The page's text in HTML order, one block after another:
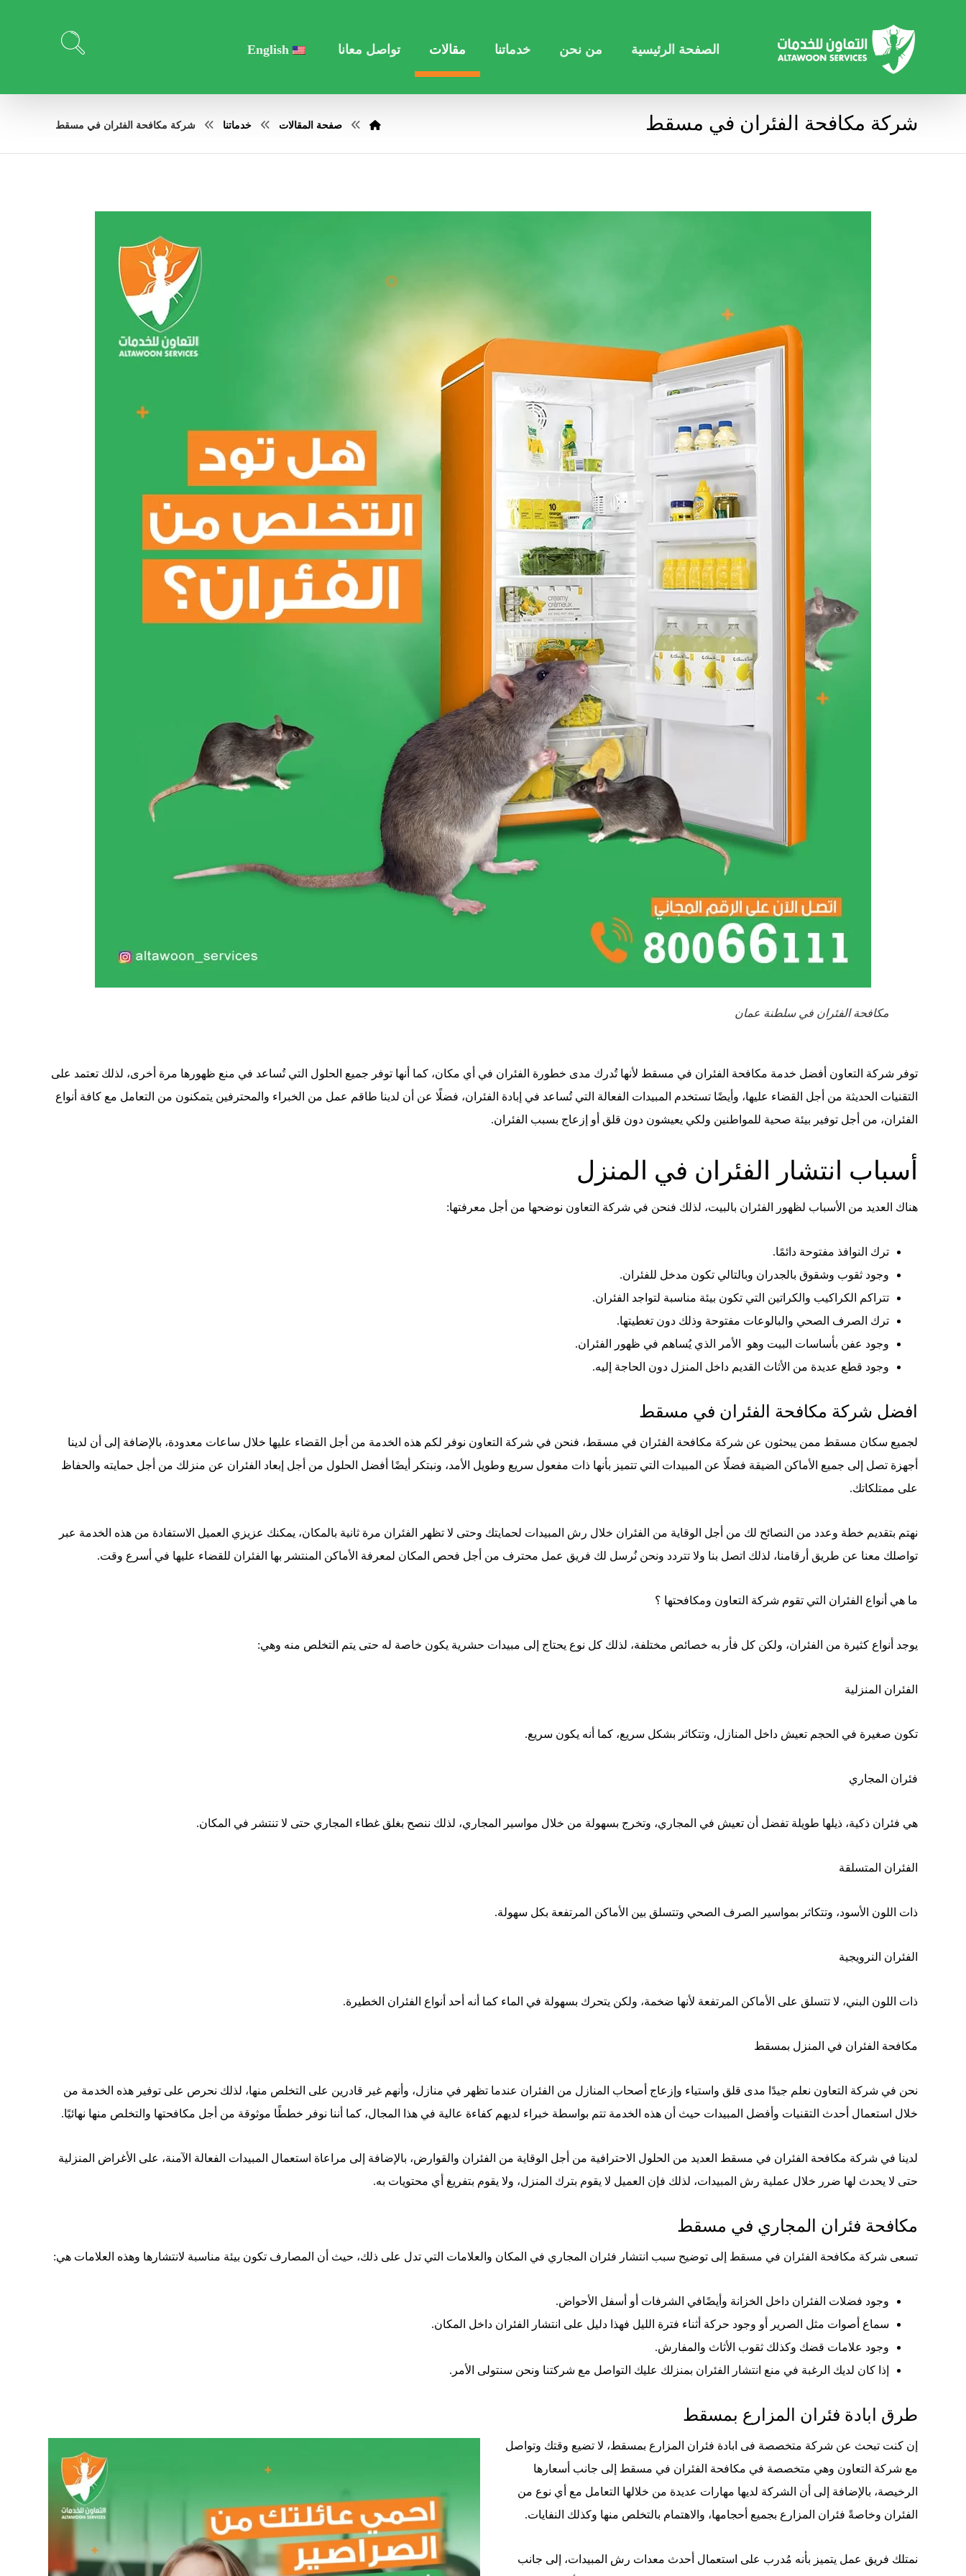
الصفحة الرئيسية من نحن خدماتنا مقالات تواصل معانا English
شركة مكافحة الفئران في مسقط صفحة المقالات خدماتنا شركة مكافحة الفئران في مسقط
مكافحة الفئران في سلطنة عمان
توفر شركة التعاون أفضل خدمة مكافحة الفئران في مسقط لأنها تُدرك مدى خطورة الفئران في أي مكان، كما أنها توفر جميع الحلول التي تُساعد في منع ظهورها مرة أخرى، لذلك تعتمد على
التقنيات الحديثة من أجل القضاء عليها، وأيضًا تستخدم المبيدات الفعالة التي تُساعد في إبادة الفئران، فضلًا عن أن لدينا طاقم عمل من الخبراء والمحترفين يتمكنون من التعامل مع كافة أنواع
الفئران، من أجل توفير بيئة صحية للمواطنين ولكي يعيشون دون قلق أو إزعاج بسبب الفئران.
أسباب انتشار الفئران في المنزل
هناك العديد من الأسباب لظهور الفئران بالبيت، لذلك فنحن في شركة التعاون نوضحها من أجل معرفتها:
ترك النوافذ مفتوحة دائمًا.
وجود ثقوب وشقوق بالجدران وبالتالي تكون مدخل للفئران.
تتراكم الكراكيب والكراتين التي تكون بيئة مناسبة لتواجد الفئران.
ترك الصرف الصحي والبالوعات مفتوحة وذلك دون تغطيتها.
وجود عفن بأساسات البيت وهو الأمر الذي يُساهم في ظهور الفئران.
وجود قطع عديدة من الأثاث القديم داخل المنزل دون الحاجة إليه.
افضل شركة مكافحة الفئران في مسقط
لجميع سكان مسقط ممن يبحثون عن شركة مكافحة الفئران في مسقط، فنحن في شركة التعاون نوفر لكم هذه الخدمة من أجل القضاء عليها خلال ساعات معدودة، بالإضافة إلى أن لدينا
أجهزة تصل إلى جميع الأماكن الضيقة فضلًا عن المبيدات التي تتميز بأنها ذات مفعول سريع وطويل الأمد، ونبتكر أيضًا أفضل الحلول من أجل إبعاد الفئران عن منزلك من أجل حمايته والحفاظ
على ممتلكاتك.
نهتم بتقديم خطة وعدد من النصائح لك من أجل الوقاية من الفئران خلال رش المبيدات لحمايتك وحتى لا تظهر الفئران مرة ثانية بالمكان، يمكنك عزيزي العميل الاستفادة من هذه الخدمة عبر
تواصلك معنا عن طريق أرقامنا، لذلك اتصل بنا ولا تتردد ونحن نُرسل لك فريق عمل محترف من أجل فحص المكان لمعرفة الأماكن المنتشر بها الفئران للقضاء عليها في أسرع وقت.
ما هي أنواع الفئران التي تقوم شركة التعاون ومكافحتها ؟
يوجد أنواع كثيرة من الفئران، ولكن كل فأر به خصائص مختلفة، لذلك كل نوع يحتاج إلى مبيدات حشرية يكون خاصة له حتى يتم التخلص منه وهي:
الفئران المنزلية
تكون صغيرة في الحجم تعيش داخل المنازل، وتتكاثر بشكل سريع، كما أنه يكون سريع.
فئران المجاري
هي فئران ذكية، ذيلها طويلة تفضل أن تعيش في المجاري، وتخرج بسهولة من خلال مواسير المجاري، لذلك ننصح بغلق غطاء المجاري حتى لا تنتشر في المكان.
الفئران المتسلقة
ذات اللون الأسود، وتتكاثر بمواسير الصرف الصحي وتتسلق بين الأماكن المرتفعة بكل سهولة.
الفئران النرويجية
ذات اللون البني، لا تتسلق على الأماكن المرتفعة لأنها ضخمة، ولكن يتحرك بسهولة في الماء كما أنه أحد أنواع الفئران الخطيرة.
مكافحة الفئران في المنزل بمسقط
نحن في شركة التعاون نعلم جيدًا مدى قلق واستياء وإزعاج أصحاب المنازل من الفئران عندما تظهر في منازل، وأنهم غير قادرين على التخلص منها، لذلك نحرص على توفير هذه الخدمة من
خلال استعمال أحدث التقنيات وأفضل المبيدات حيث أن هذه الخدمة تتم بواسطة خبراء لديهم كفاءة عالية في هذا المجال، كما أننا نوفر خططًا موثوقة من أجل مكافحتها والتخلص منها نهائيًا.
لدينا في شركة مكافحة الفئران في مسقط العديد من الحلول الاحترافية من أجل الوقاية من الفئران والقوارض، بالإضافة إلى مراعاة استعمال المبيدات الفعالة الآمنة، على الأغراض المنزلية
حتى لا يحدث لها ضرر خلال عملية رش المبيدات، لذلك فإن العميل لا يقوم بترك المنزل، ولا يقوم بتفريغ أي محتويات به.
مكافحة فئران المجاري في مسقط
تسعى شركة مكافحة الفئران في مسقط إلى توضيح سبب انتشار فئران المجاري في المكان والعلامات التي تدل على ذلك، حيث أن المصارف تكون بيئة مناسبة لانتشارها وهذه العلامات هي:
وجود فضلات الفئران داخل الخزانة وأيضًافي الشرفات أو أسفل الأحواض.
سماع أصوات مثل الصرير أو وجود حركة أثناء فترة الليل فهذا دليل على انتشار الفئران داخل المكان.
وجود علامات قضك وكذلك ثقوب الأثاث والمفارش.
إذا كان لديك الرغبة في منع انتشار الفئران بمنزلك عليك التواصل مع شركتنا ونحن سنتولى الأمر.
طرق ابادة فئران المزارع بمسقط
إن كنت تبحث عن شركة متخصصة فى ابادة فئران المزارع بمسقط، لا تضيع وقتك وتواصل
مع شركة التعاون وهي متخصصة في مكافحة الفئران في مسقط إلى جانب أسعارها
الرخيصة، بالإضافة إلى أن الشركة لديها مهارات عديدة من خلالها التعامل مع أي نوع من
الفئران وخاصةً فئران المزارع بجميع أحجامها، والاهتمام بالتخلص منها وكذلك النفايات.
نمتلك فريق عمل يتميز بأنه مُدرب على استعمال أحدث معدات رش المبيدات، إلى جانب